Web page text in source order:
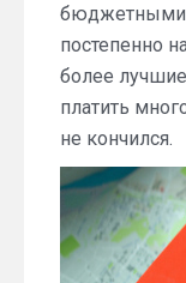
бюджетными
постепенно
более
платить
не кончился.